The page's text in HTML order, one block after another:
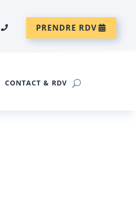
PRENDRE RDV
CONTACT & RDV